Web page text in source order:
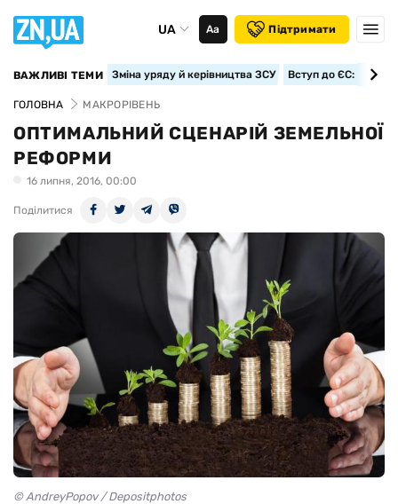
UA Аа Підтримати
ВАЖЛИВІ ТЕМИ Зміна уряду й керівництва ЗСУ Вступ до ЄС:
ГОЛОВНА МАКРОРІВЕНЬ
ОПТИМАЛЬНИЙ СЦЕНАРІЙ ЗЕМЕЛЬНОЇ
РЕФОРМИ
16 липня, 2016, 00:00
Поділитися
© AndreyPopov / Depositphotos